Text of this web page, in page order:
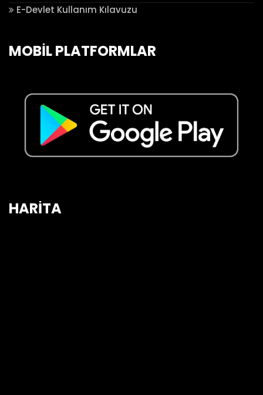
E-Devlet Kullanım Kılavuzu
MOBİL PLATFORMLAR
HARİTA